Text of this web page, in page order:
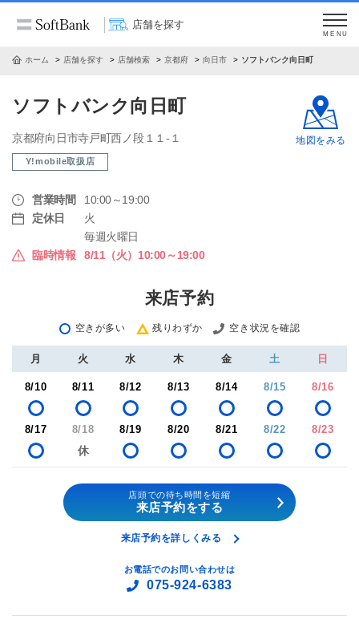
店舗を探す
MENU
ホーム 店舗を探す 店舗検索 京都府 向日市 ソフトバンク向日町
ソフトバンク向日町
京都府向日市寺戸町西ノ段１１‐１
Y!mobile取扱店
営業時間
10:00～19:00
定休日
火
毎週火曜日
臨時情報
8/11（火）10:00～19:00
地図をみる
来店予約
空きが多い 残りわずか 空き状況を確認
月 火 水 木 金 土 日
8/10 8/11 8/12 8/13 8/14 8/15 8/16
8/17 8/18 8/19 8/20 8/21 8/22 8/23
店頭での待ち時間を短縮
来店予約をする
来店予約を詳しくみる
お電話でのお問い合わせは
075-924-6383